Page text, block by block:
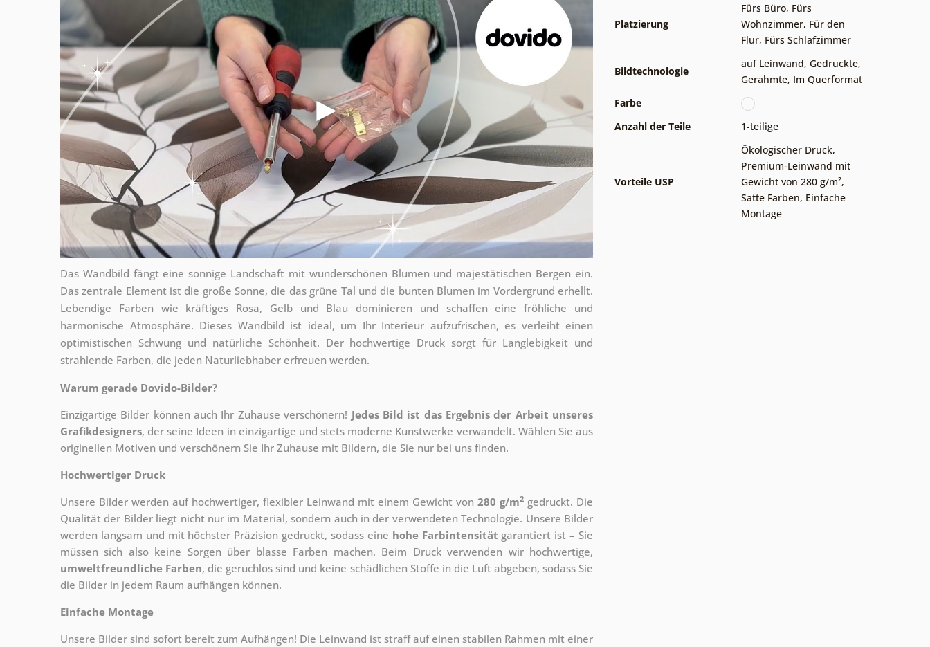
Das Wandbild fängt eine sonnige Landschaft mit wunderschönen Blumen und majestätischen Bergen ein.
Das zentrale Element ist die große Sonne, die das grüne Tal und die bunten Blumen im Vordergrund erhellt.
Lebendige Farben wie kräftiges Rosa, Gelb und Blau dominieren und schaffen eine fröhliche und
harmonische Atmosphäre. Dieses Wandbild ist ideal, um Ihr Interieur aufzufrischen, es verleiht einen
optimistischen Schwung und natürliche Schönheit. Der hochwertige Druck sorgt für Langlebigkeit und
strahlende Farben, die jeden Naturliebhaber erfreuen werden.
Warum gerade Dovido-Bilder?
Einzigartige Bilder können auch Ihr Zuhause verschönern! Jedes Bild ist das Ergebnis der Arbeit unseres
Grafikdesigners, der seine Ideen in einzigartige und stets moderne Kunstwerke verwandelt. Wählen Sie aus
originellen Motiven und verschönern Sie Ihr Zuhause mit Bildern, die Sie nur bei uns finden.
Hochwertiger Druck
Unsere Bilder werden auf hochwertiger, flexibler Leinwand mit einem Gewicht von 280 g/m2 gedruckt. Die
Qualität der Bilder liegt nicht nur im Material, sondern auch in der verwendeten Technologie. Unsere Bilder
werden langsam und mit höchster Präzision gedruckt, sodass eine hohe Farbintensität garantiert ist – Sie
müssen sich also keine Sorgen über blasse Farben machen. Beim Druck verwenden wir hochwertige,
umweltfreundliche Farben, die geruchlos sind und keine schädlichen Stoffe in die Luft abgeben, sodass Sie
die Bilder in jedem Raum aufhängen können.
Einfache Montage
Unsere Bilder sind sofort bereit zum Aufhängen! Die Leinwand ist straff auf einen stabilen Rahmen mit einer
Platzierung
Fürs Büro, Fürs
Wohnzimmer, Für den
Flur, Fürs Schlafzimmer
Bildtechnologie
auf Leinwand, Gedruckte,
Gerahmte, Im Querformat
Farbe
Anzahl der Teile
1-teilige
Vorteile USP
Ökologischer Druck,
Premium-Leinwand mit
Gewicht von 280 g/m²,
Satte Farben, Einfache
Montage